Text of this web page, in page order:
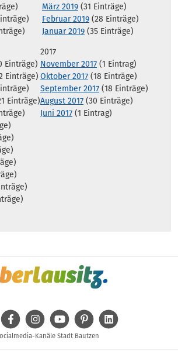
März 2019 (31 Einträge)
Februar 2019 (28 Einträge)
Januar 2019 (35 Einträge)
Einträge)
Einträge)
Einträge)
2017
November 2017 (1 Eintrag)
Oktober 2017 (18 Einträge)
September 2017 (18 Einträge)
August 2017 (30 Einträge)
Juni 2017 (1 Eintrag)
WhatsAppFacebookInstagramYoutube Pinterest
Kanäle Stadt Bautzen